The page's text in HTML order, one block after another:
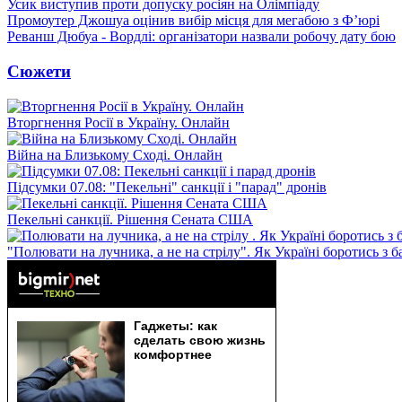
Усик виступив проти допуску росіян на Олімпіаду
Промоутер Джошуа оцінив вибір місця для мегабою з Ф’юрі
Реванш Дюбуа - Вордлі: організатори назвали робочу дату бою
Сюжети
Вторгнення Росії в Україну. Онлайн
Війна на Близькому Сході. Онлайн
Підсумки 07.08: "Пекельні" санкції і "парад" дронів
Пекельні санкції. Рішення Сената США
"Полювати на лучника, а не на стрілу". Як Україні боротись з